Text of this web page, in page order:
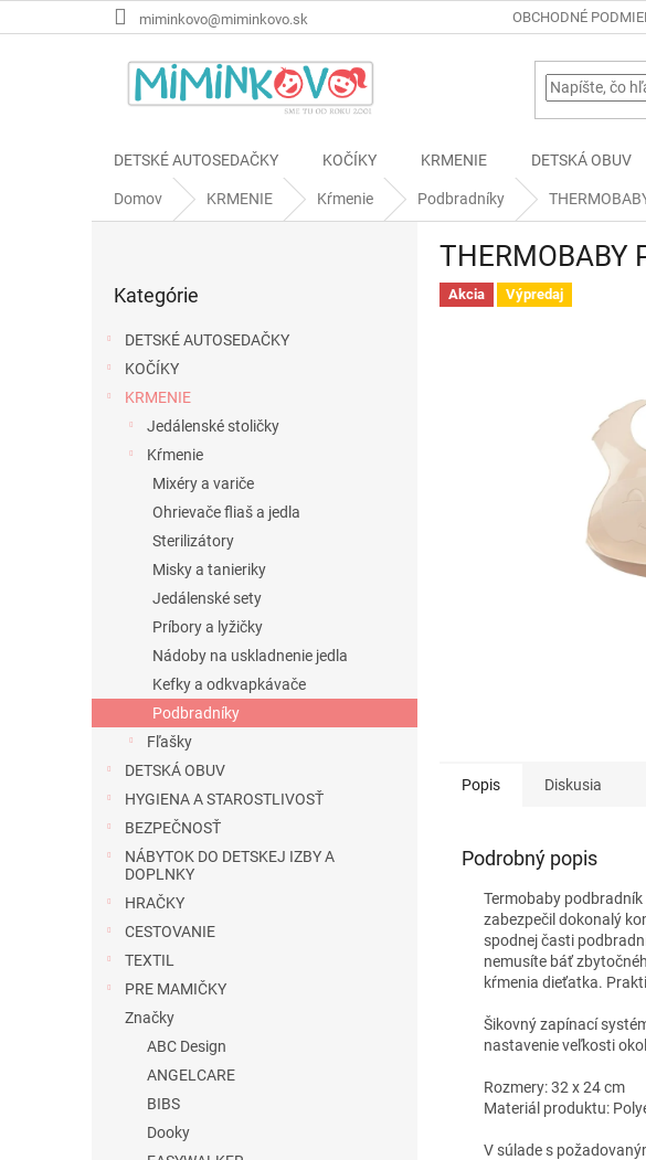
na
miminkovo@miminkovo.sk OBCHODNÉ
DETSKÉ AUTOSEDAČKY KOČÍKY KRMENIE DETSKÁ OBUV
Domov KRMENIE Kŕmenie Podbradníky
kategórie
Kategórie
DETSKÉ AUTOSEDAČKY
KOČÍKY
KRMENIE
Jedálenské stoličky
Kŕmenie
Mixéry a variče
Ohrievače fliaš a jedla
Sterilizátory
Misky a tanieriky
Jedálenské sety
Príbory a lyžičky
Nádoby na uskladnenie jedla
Kefky a odkvapkávače
Podbradníky
Fľašky
DETSKÁ OBUV
HYGIENA A STAROSTLIVOSŤ
BEZPEČNOSŤ
NÁBYTOK DO DETSKEJ IZBY A
DOPLNKY
HRAČKY
CESTOVANIE
TEXTIL
PRE MAMIČKY
Značky
ABC Design
ANGELCARE
BIBS
Dooky
THERMOBABY
Akcia Výpredaj
Popis Diskusia
Podrobný popis
Termobaby
zabezpečil dokonalý
spodnej časti
nemusíte báť
kŕmenia dieťatka.
Šikovnýzapínací
nastavenie veľkosti
Rozmery: 32 x 24 cm
Materiál produktu:
V súlade s